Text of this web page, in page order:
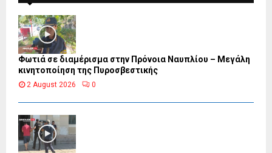
Φωτιά σε διαμέρισμα στην Πρόνοια Ναυπλίου – Μεγάλη
κινητοποίηση της Πυροσβεστικής
2 August 2026 0